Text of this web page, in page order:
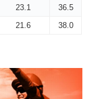
23.1
36.5
21.6 38.0